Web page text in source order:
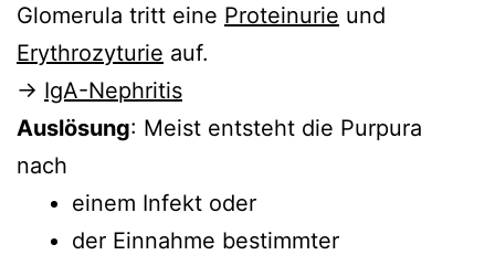
Glomerula tritt eine Proteinurie und
Erythrozyturie auf.
→ IgA-Nephritis
Auslösung: Meist entsteht die Purpura
nach
einem Infekt oder
der Einnahme bestimmter